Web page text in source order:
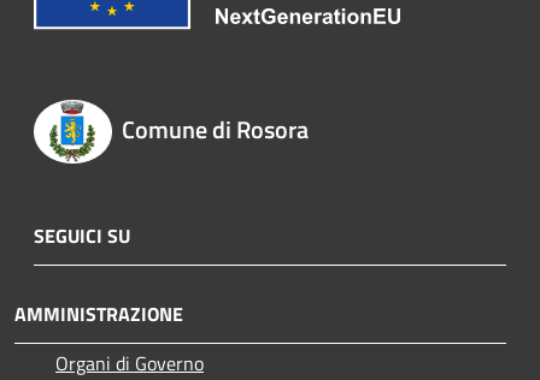
Comune di Rosora
SEGUICI SU
AMMINISTRAZIONE
Organi di Governo